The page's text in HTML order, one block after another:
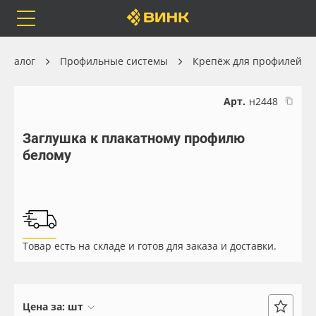
Каталог
Бренды
Доставка
Весь каталог
Самоклеящиеся плёнки
Листовые материалы
Профильные системы Крепёж для профилей
Арт. н2448
Заглушка к плакатному профилю
белому
Товар есть на складе и готов для заказа и доставки.
Цена за: шт